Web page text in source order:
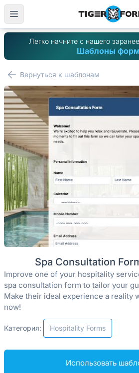
Легко начните с нашего
Шаблоны форм
Вернуться к шаблонам
Spa Consultation
Improve one of your hospitality
spa consultation form to tailor your
Make their ideal experience a reality
now!
Категория: Hospitality Forms
Использовать